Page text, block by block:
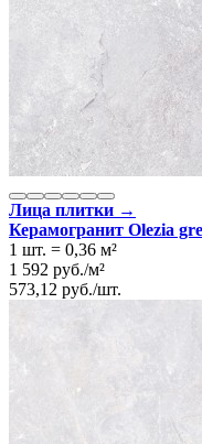
Лица плитки →
Керамогранит Olezia
1 шт. = 0,36 м²
1 592 руб./м²
573,12 руб./шт.